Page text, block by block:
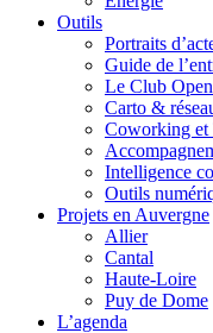
Outils
Portraits
Guide de
Le Club
Carto &
Coworking et
Intelligence
Outils
Projets en Auvergne
Allier
Cantal
Haute-Loire
Puy de Dome
L’agenda